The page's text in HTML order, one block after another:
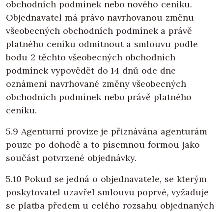
obchodních podmínek nebo nového ceníku.
Objednavatel má právo navrhovanou změnu
všeobecných obchodních podmínek a právě
platného ceníku odmítnout a smlouvu podle
bodu 2 těchto všeobecných obchodních
podmínek vypovědět do 14 dnů ode dne
oznámení navrhované změny všeobecných
obchodních podmínek nebo právě platného
ceníku.
5.9 Agenturní provize je přiznávána agenturám
pouze po dohodě a to písemnou formou jako
součást potvrzené objednávky.
5.10 Pokud se jedná o objednavatele, se kterým
poskytovatel uzavřel smlouvu poprvé, vyžaduje
se platba předem u celého rozsahu objednaných